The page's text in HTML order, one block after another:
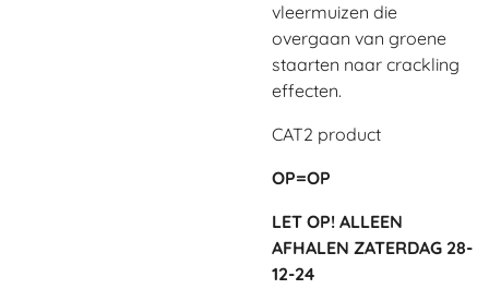
vleermuizen die
overgaan van groene
staarten naar crackling
effecten.
CAT2 product
OP=OP
LET OP! ALLEEN
AFHALEN ZATERDAG 28-
12-24